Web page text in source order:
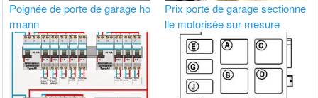
Poignée de porte de garage ho
rmann
Prix porte de garage sectionne
lle motorisée sur mesure